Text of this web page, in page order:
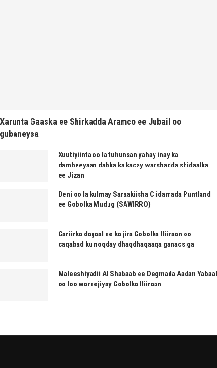
Xarunta Gaaska ee Shirkadda Aramco ee Jubail oo
gubaneysa
Xuutiyiinta oo la tuhunsan yahay inay ka
dambeeyaan dabka ka kacay warshadda shidaalka
ee Jizan
Deni oo la kulmay Saraakiisha Ciidamada Puntland
ee Gobolka Mudug (SAWIRRO)
Gariirka dagaal ee ka jira Gobolka Hiiraan oo
caqabad ku noqday dhaqdhaqaaqa ganacsiga
Maleeshiyadii Al Shabaab ee Degmada Aadan Yabaal
oo loo wareejiyay Gobolka Hiiraan